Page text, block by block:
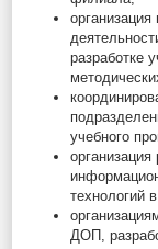
разработке
учебного
технологий
ДОП,